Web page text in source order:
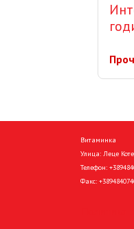
Витаминка
Улица: Леце
Телефон:
Факс: